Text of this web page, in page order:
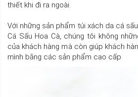
thiết khi đi ra ngoài.
Với những sản phẩm túi xách da cá
Cá Sấu Hoa Cà, chúng tôi không
của khách hàng mà còn giúp khách
mình bằng các sản phẩm cao cấp